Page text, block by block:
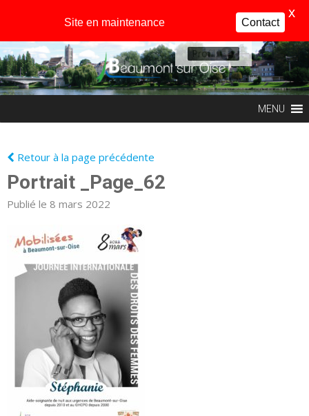
Profil
MENU
Retour à la page précédente
Portrait _Page_62
Publié le 8 mars 2022
Site en maintenance Contact
X